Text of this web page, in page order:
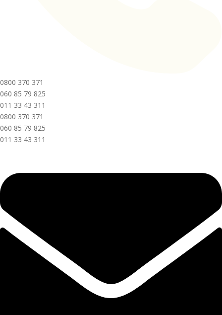
0800 370 371
060 85 79 825
011 33 43 311
0800 370 371
060 85 79 825
011 33 43 311